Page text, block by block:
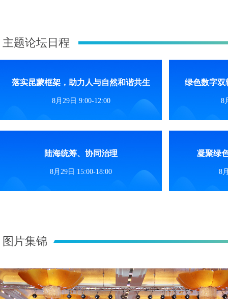
主题论坛日程
落实昆蒙框架，助力人与自然和谐共生
8月29日 9:00-12:00
绿色数字双
8
陆海统筹、协同治理
8月29日 15:00-18:00
凝聚绿
8
图片集锦